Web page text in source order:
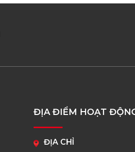
ĐỊA ĐIỂM HOẠT
ĐỊA CHỈ